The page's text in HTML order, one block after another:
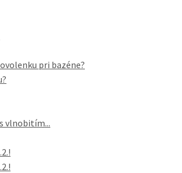
pri bazéne?
vlnobitím...